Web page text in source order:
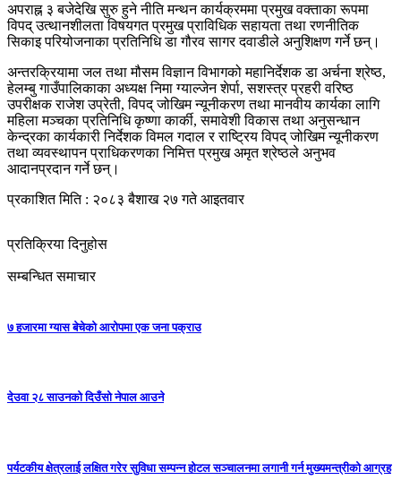
अपराह्न ३ बजेदेखि सुरु हुने नीति मन्थन कार्यक्रममा प्रमुख वक्ताका रूपमा
विपद् उत्थानशीलता विषयगत प्रमुख प्राविधिक सहायता तथा रणनीतिक
सिकाइ परियोजनाका प्रतिनिधि डा गौरव सागर दवाडीले अनुशिक्षण गर्ने छन्।
अन्तरक्रियामा जल तथा मौसम विज्ञान विभागको महानिर्देशक डा अर्चना श्रेष्ठ,
हेलम्बु गाउँपालिकाका अध्यक्ष निमा ग्याल्जेन शेर्पा, सशस्त्र प्रहरी वरिष्ठ
उपरीक्षक राजेश उप्रेती, विपद् जोखिम न्यूनीकरण तथा मानवीय कार्यका लागि
महिला मञ्चका प्रतिनिधि कृष्णा कार्की, समावेशी विकास तथा अनुसन्धान
केन्द्रका कार्यकारी निर्देशक विमल गदाल र राष्ट्रिय विपद् जोखिम न्यूनीकरण
तथा व्यवस्थापन प्राधिकरणका निमित्त प्रमुख अमृत श्रेष्ठले अनुभव
आदानप्रदान गर्ने छन्।
प्रकाशित मिति : २०८३ बैशाख २७ गते आइतवार
प्रतिक्रिया दिनुहोस
सम्बन्धित समाचार
७ हजारमा ग्यास बेचेको आरोपमा एक जना पक्राउ
देउवा २८ साउनको दिउँसो नेपाल आउने
पर्यटकीय क्षेत्रलाई लक्षित गरेर सुविधा सम्पन्न होटल सञ्चालनमा लगानी गर्न मुख्यमन्त्रीको आग्रह